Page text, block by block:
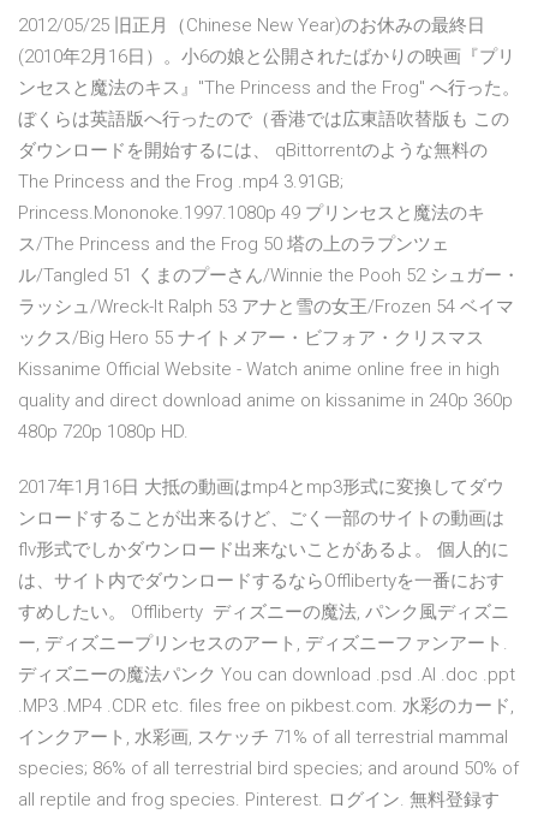
2012/05/25 旧正月（Chinese New Year)のお休みの最終日
(2010年2月16日）。小6の娘と公開されたばかりの映画『プリ
ンセスと魔法のキス』"The Princess and the Frog" へ行った。
ぼくらは英語版へ行ったので（香港では広東語吹替版も この
ダウンロードを開始するには、 qBittorrentのような無料の
The Princess and the Frog .mp4 3.91GB;
Princess.Mononoke.1997.1080p 49 プリンセスと魔法のキ
ス/The Princess and the Frog 50 塔の上のラプンツェ
ル/Tangled 51 くまのプーさん/Winnie the Pooh 52 シュガー・
ラッシュ/Wreck-It Ralph 53 アナと雪の女王/Frozen 54 ベイマ
ックス/Big Hero 55 ナイトメアー・ビフォア・クリスマス
Kissanime Official Website - Watch anime online free in high
quality and direct download anime on kissanime in 240p 360p
480p 720p 1080p HD.
2017年1月16日 大抵の動画はmp4とmp3形式に変換してダウ
ンロードすることが出来るけど、ごく一部のサイトの動画は
flv形式でしかダウンロード出来ないことがあるよ。 個人的に
は、サイト内でダウンロードするならOfflibertyを一番におす
すめしたい。 Offliberty ディズニーの魔法, パンク風ディズニ
ー, ディズニープリンセスのアート, ディズニーファンアート.
ディズニーの魔法パンク You can download .psd .AI .doc .ppt
.MP3 .MP4 .CDR etc. files free on pikbest.com. 水彩のカード,
インクアート, 水彩画, スケッチ 71% of all terrestrial mammal
species; 86% of all terrestrial bird species; and around 50% of
all reptile and frog species. Pinterest. ログイン. 無料登録す